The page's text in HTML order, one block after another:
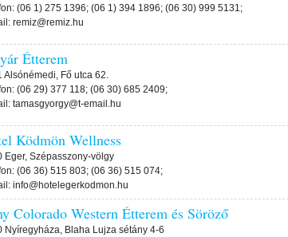
(06 1) 275 1396; (06 1) 394 1896; (06 30) 999 5131;
remiz@remiz.hu
Étterem
Alsónémedi, Fő utca 62.
(06 29) 377 118; (06 30) 685 2409;
tamasgyorgy@t-email.hu
Ködmön Wellness
Eger, Szépasszony-völgy
(06 36) 515 803; (06 36) 515 074;
info@hotelegerkodmon.hu
Colorado Western Étterem és Söröző
Nyíregyháza, Blaha Lujza sétány 4-6